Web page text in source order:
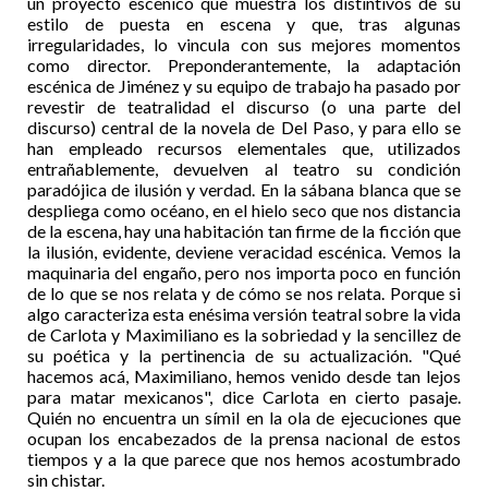
estilo de puesta en escena y que, tras algunas
irregularidades, lo vincula con sus mejores momentos
como director. Preponderantemente, la adaptación
escénica de Jiménez y su equipo de trabajo ha pasado por
revestir de teatralidad el discurso (o una parte del
discurso) central de la novela de Del Paso, y para ello se
han empleado recursos elementales que, utilizados
entrañablemente, devuelven al teatro su condición
paradójica de ilusión y verdad. En la sábana blanca que se
despliega como océano, en el hielo seco que nos distancia
de la escena, hay una habitación tan firme de la ficción que
la ilusión, evidente, deviene veracidad escénica. Vemos la
maquinaria del engaño, pero nos importa poco en función
de lo que se nos relata y de cómo se nos relata. Porque si
algo caracteriza esta enésima versión teatral sobre la vida
de Carlota y Maximiliano es la sobriedad y la sencillez de
su poética y la pertinencia de su actualización. "Qué
hacemos acá, Maximiliano, hemos venido desde tan lejos
para matar mexicanos", dice Carlota en cierto pasaje.
Quién no encuentra un símil en la ola de ejecuciones que
ocupan los encabezados de la prensa nacional de estos
tiempos y a la que parece que nos hemos acostumbrado
sin chistar.